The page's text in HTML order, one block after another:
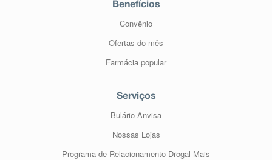
Benefícios
Convênio
Ofertas do mês
Farmácia popular
Serviços
Bulário Anvisa
Nossas Lojas
Programa de Relacionamento Drogal Mais